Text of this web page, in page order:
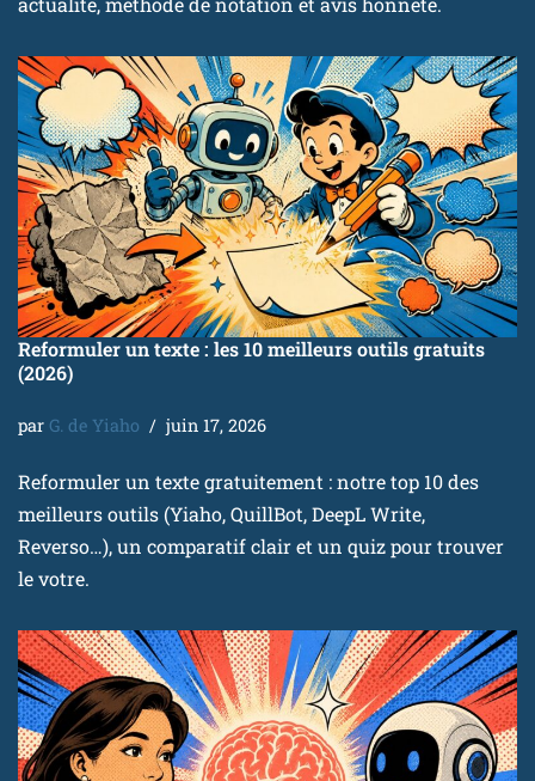
Reformuler un texte : les 10 meilleurs outils gratuits
(2026)
par G. de Yiaho juin 17, 2026
Reformuler un texte gratuitement : notre top 10 des
meilleurs outils (Yiaho, QuillBot, DeepL Write,
Reverso…), un comparatif clair et un quiz pour trouver
le votre.